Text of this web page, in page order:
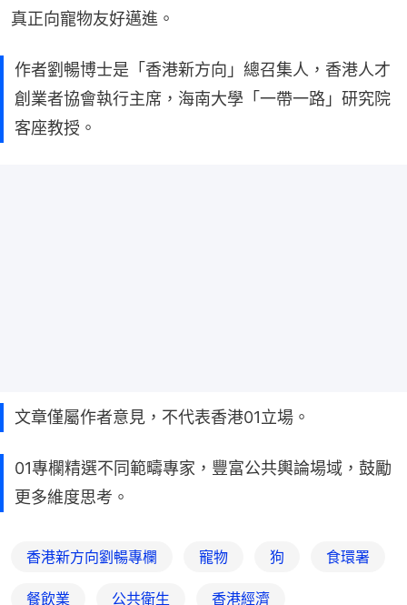
真正向寵物友好邁進。
作者劉暢博士是「香港新方向」總召集人，香港人才
創業者協會執行主席，海南大學「一帶一路」研究院
客座教授。
文章僅屬作者意見，不代表香港01立場。
01專欄精選不同範疇專家，豐富公共輿論場域，鼓勵
更多維度思考。
香港新方向劉暢專欄 寵物 狗 食環署
餐飲業 公共衛生 香港經濟